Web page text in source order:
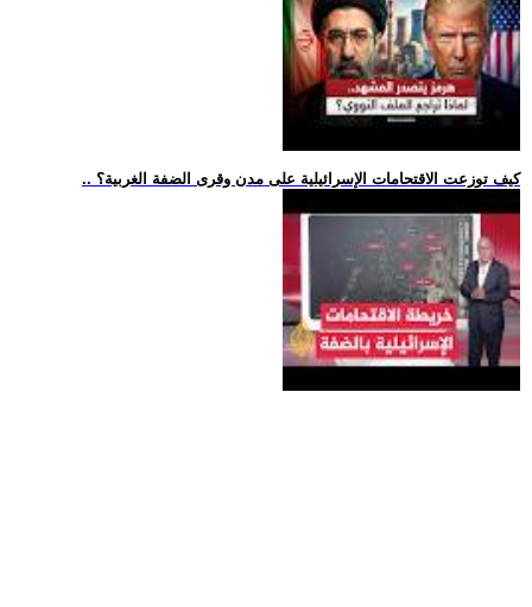
.. كيف توزعت الاقتحامات الإسرائيلية على مدن وقرى الضفة الغربية؟